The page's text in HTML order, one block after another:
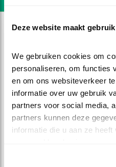
Deze website maakt
We gebruiken cookies om
personaliseren, om functies
en om ons websiteverkeer
informatie over uw gebruik
partners voor social media,
partners kunnen deze
informatie die u aan ze